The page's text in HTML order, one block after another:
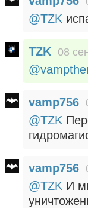
@TZK
TZK 08
vamp756
@TZK
vamp756
@TZK И